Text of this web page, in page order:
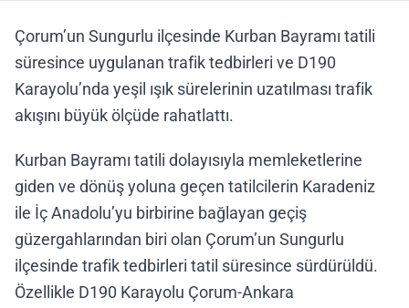
Çorum’un Sungurlu ilçesinde Kurban Bayramı tatili
süresince uygulanan trafik tedbirleri ve D190
Karayolu’nda yeşil ışık sürelerinin uzatılması trafik
akışını büyük ölçüde rahatlattı.
Kurban Bayramı tatili dolayısıyla memleketlerine
giden ve dönüş yoluna geçen tatilcilerin Karadeniz
ile İç Anadolu’yu birbirine bağlayan geçiş
güzergahlarından biri olan Çorum’un Sungurlu
ilçesinde trafik tedbirleri tatil süresince sürdürüldü.
Özellikle D190 Karayolu Çorum-Ankara